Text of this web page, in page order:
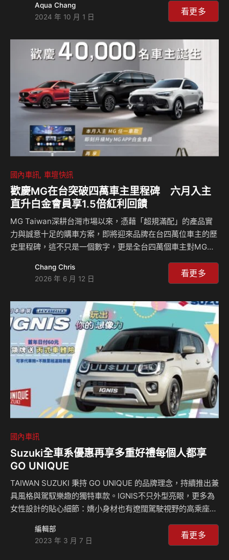
卓越性能與實用機能，將保時捷跑車的靈魂注入每一趟旅程。
Porsche Design Roadster 硬殼商務行李箱的每一道弧線、
的血液。行李箱的輪子宛如保時捷跑車輪圈的縮影，展現精湛
工藝。低調卻又耀眼的保時捷盾徽行李吊…
Aqua Chang
2024 年 10 月 1 日
看更多
國內車訊 車壇快訊
歡慶MG在台突破四萬車主里程碑 六月入主
直升白金會員享1.5倍紅利回饋
MG Taiwan深耕台灣市場以來，憑藉「超規滿配」的產品實
力與誠意十足的購車方案，即將迎來品牌在台四萬位車主的歷
史里程碑，這不只是一個數字，更是全台四萬個車主對MG最
於六月推出最強夏日購車方案，祭出全車系0利率貸款方案，
讓購車門檻有感大降，絕對是今年夏天最不容錯過的入手時
新補助後更迎來心動起跳價：當家旗艦休旅HS限量絕享價
75.9萬起、都會時尚小休旅ZS心動版59.9萬起、以及正七人
座G50 PLUS旗艦版98.5萬起，讓輕鬆晉升有車階級。 不只如
此，六月入主全車系任一車款，即可…
Chang Chris
2026 年 6 月 12 日
看更多
國內車訊
Suzuki全車系優惠再享多重好禮每個人都享
GO UNIQUE
TAIWAN SUZUKI 秉持 GO UNIQUE 的品牌理念，持續推出兼
具風格與駕馭樂趣的獨特車款。IGNIS不只外型亮眼，更多為
女性設計的貼心細節：嬌小身材也有遼闊駕駛視野的高乘座
等，讓每一位女性，都能盡情玩出想像力！ 為了讓更多人坐
擁SUZUKI獨特魅力，TAIWAN SUZUKI 推出各車款多重好禮
編輯部
2023 年 3 月 7 日
看更多